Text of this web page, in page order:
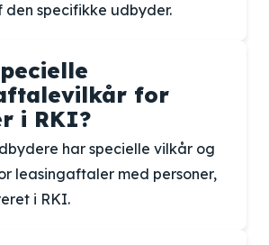
specifikke udbyder.
for
i RKI?
har specielle vilkår og
leasingaftaler med personer,
i RKI.